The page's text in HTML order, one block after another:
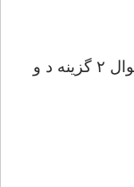
پاسخ‌نامه: سئوال ۱ گزینه‌ ج ، سئوال ۲ گزینه‌ د و